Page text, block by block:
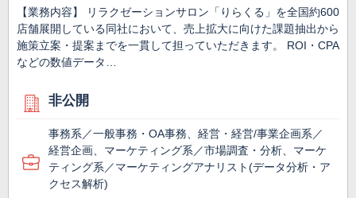
【業務内容】 リラクゼーションサロン「りらくる」を全国約600
店舗展開している同社において、売上拡大に向けた課題抽出から
施策立案・提案までを一貫して担っていただきます。 ROI・CPA
などの数値データ…
非公開
事務系／一般事務・OA事務、経営・経営/事業企画系／
経営企画、マーケティング系／市場調査・分析、マーケ
ティング系／マーケティングアナリスト(データ分析・ア
クセス解析)